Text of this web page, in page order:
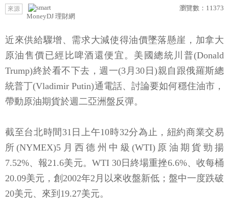
來源
MoneyDJ 理財網
瀏覽數： 11373
近來供給驟增、需求大減使得油價墜落懸崖，加拿大
原油售價已經比啤酒還便宜。美國總統川普(Donald
Trump)終於看不下去，週一(3月30日)親自跟俄羅斯總
統普丁(Vladimir Putin)通電話、討論要如何穩住油市，
帶動原油期貨於週二亞洲盤反彈。
截至台北時間31日上午10時32分為止，紐約商業交易
所(NYMEX)5月西德州中級(WTI)原油期貨勁揚
7.52%、報21.6美元。WTI 30日終場重挫6.6%、收每桶
20.09美元，創2002年2月以來收盤新低；盤中一度跌破
20美元、來到19.27美元。